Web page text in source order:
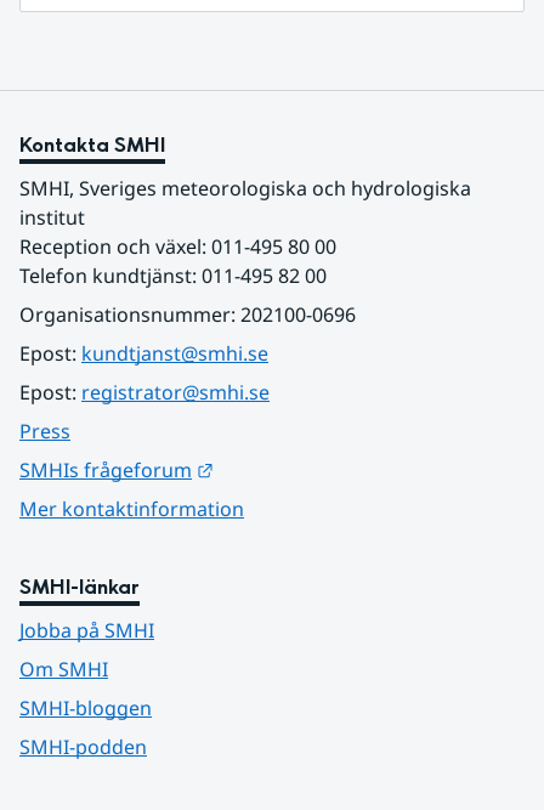
Kontakta SMHI
SMHI, Sveriges meteorologiska och hydrologiska
institut
Reception och växel: 011-495 80 00
Telefon kundtjänst: 011-495 82 00
Organisationsnummer: 202100-0696
Epost: kundtjanst@smhi.se
Epost: registrator@smhi.se
Press
SMHIs frågeforum
Mer kontaktinformation
SMHI-länkar
Jobba på SMHI
Om SMHI
SMHI-bloggen
SMHI-podden